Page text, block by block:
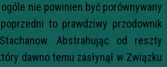
nie powinien być porównywany
to prawdziwy przodownik
Abstrahując od reszty
dawno temu zasłynął w Związku